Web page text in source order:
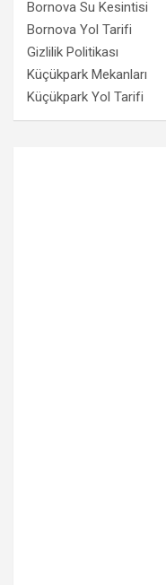
Bornova Su Kesintisi
Bornova Yol Tarifi
Gizlilik Politikası
Küçükpark Mekanları
Küçükpark Yol Tarifi